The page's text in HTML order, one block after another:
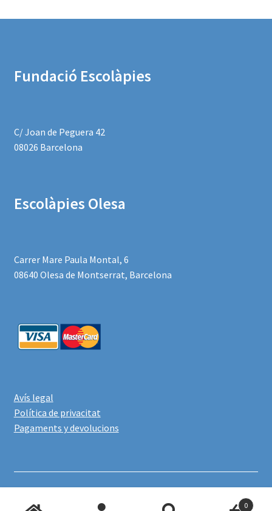
Fundació Escolàpies
C/ Joan de Peguera 42
08026 Barcelona
Escolàpies Olesa
Carrer Mare Paula Montal, 6
08640 Olesa de Montserrat, Barcelona
Avís legal
Política de privacitat
Pagaments y devolucions
Online - Escolàpies Olesa
Products 0